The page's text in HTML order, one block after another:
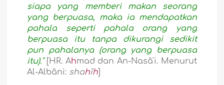
siapa yang memberi makan seorang
yang berpuasa, maka ia mendapatkan
pahala seperti pahala orang yang
berpuasa itu tanpa dikurangi sedikit
pun pahalanya (orang yang berpuasa
itu)."[HR. Ahmad dan An-Nasâ'i. Menurut
Al-Albâni: shahîh